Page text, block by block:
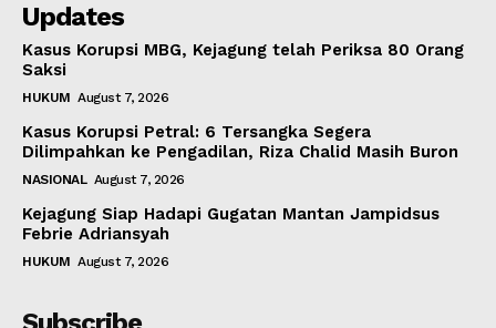
Updates
Kasus Korupsi MBG, Kejagung telah Periksa 80 Orang
Saksi
HUKUM August 7, 2026
Kasus Korupsi Petral: 6 Tersangka Segera
Dilimpahkan ke Pengadilan, Riza Chalid Masih Buron
NASIONAL August 7, 2026
Kejagung Siap Hadapi Gugatan Mantan Jampidsus
Febrie Adriansyah
HUKUM August 7, 2026